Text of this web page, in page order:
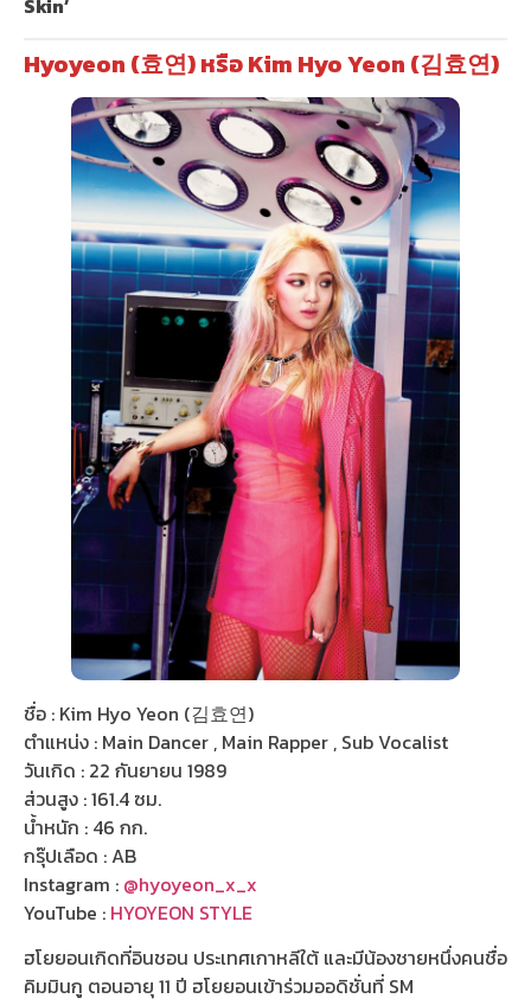
Skin’
Hyoyeon (효연) หรือ Kim Hyo Yeon (김효연)
ชื่อ : Kim Hyo Yeon (김효연)
ตำแหน่ง : Main Dancer , Main Rapper , Sub Vocalist
วันเกิด : 22 กันยายน 1989
ส่วนสูง : 161.4 ซม.
น้ำหนัก : 46 กก.
กรุ๊ปเลือด : AB
Instagram : @hyoyeon_x_x
YouTube : HYOYEON STYLE
ฮโยยอนเกิดที่อินชอน ประเทศเกาหลีใต้ และมีน้องชายหนึ่งคนชื่อ
คิมมินกู ตอนอายุ 11 ปี ฮโยยอนเข้าร่วมออดิชั่นที่ SM